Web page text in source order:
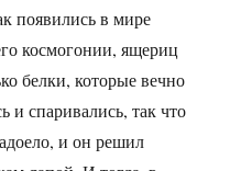
появились в мире
космогонии, ящериц
белки, которые вечно
и спаривались, так что
и он решил